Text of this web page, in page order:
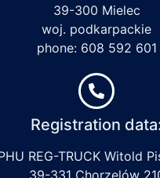
39-300 Mielec
woj. podkarpackie
phone: 608 592 601
Registration
REG-TRUCK Witold
39-331 Chorzelów